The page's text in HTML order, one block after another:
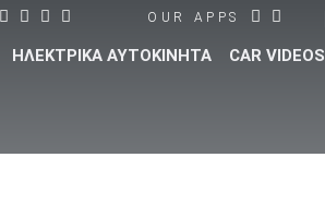
OUR APPS
ΗΛΕΚΤΡΙΚΑ ΑΥΤΟΚΙΝΗΤΑ CAR VIDEOS